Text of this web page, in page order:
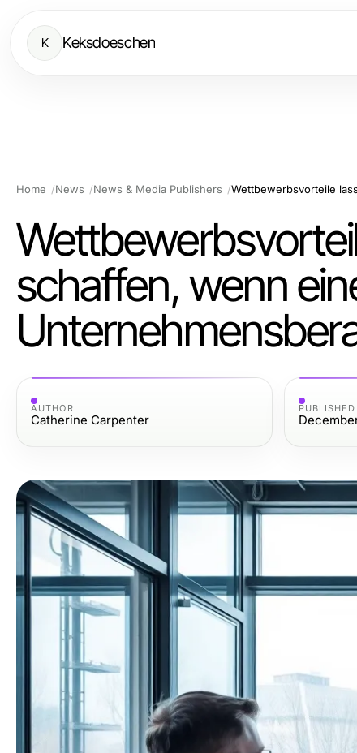
K Keksdoeschen
Home News News & Media Publishers
schaffen, wenn
AUTHOR
Catherine Carpenter
PUBLISHED